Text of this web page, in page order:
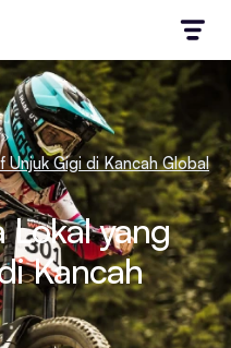
Gigi di Kancah Global
Lokal yang
Kancah